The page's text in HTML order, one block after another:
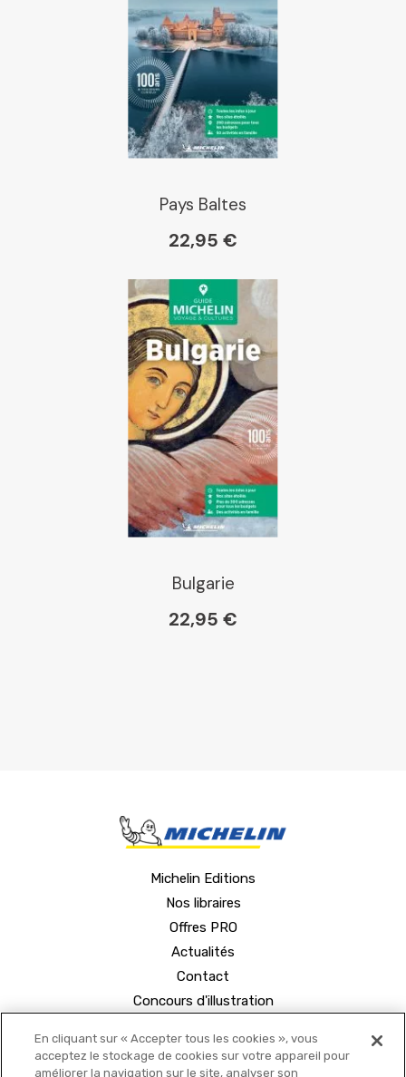
Pays Baltes
22,95 €
Bulgarie
22,95 €
Michelin Editions
Nos libraires
Offres PRO
Actualités
Contact
Concours d'illustration
En cliquant sur « Accepter tous les cookies », vous
acceptez le stockage de cookies sur votre appareil pour
améliorer la navigation sur le site, analyser son